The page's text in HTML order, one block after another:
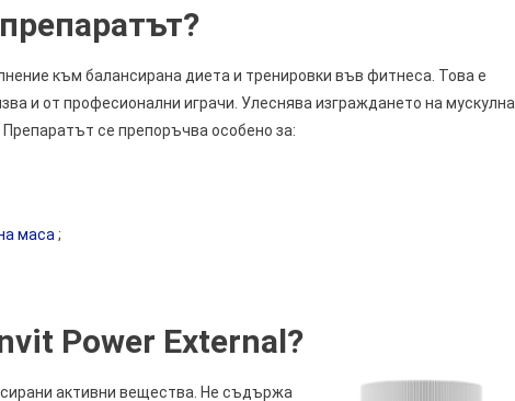
към балансирана диета и тренировки във фитнеса. Това е
и от професионални играчи. Улеснява изграждането на мускулна
се препоръчва особено за:
маса ;
Power External?
активни вещества. Не съдържа